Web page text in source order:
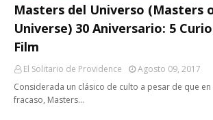
Masters del Universo (Masters
Universe) 30 Aniversario: 5
Film
El Solitario de Providence
Agosto 09, 2017
Considerada un clásico de culto a pesar de que
fracaso, Masters…